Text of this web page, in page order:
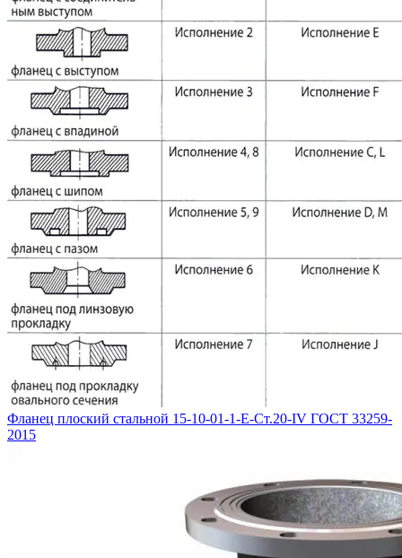
Фланец плоский стальной 15-10-01-1-E-Ст.20-IV ГОСТ 33259-
2015